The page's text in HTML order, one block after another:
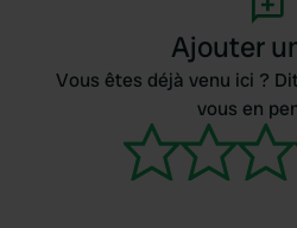
Ajouter
Vous êtes déjà venu ici ?
vous en